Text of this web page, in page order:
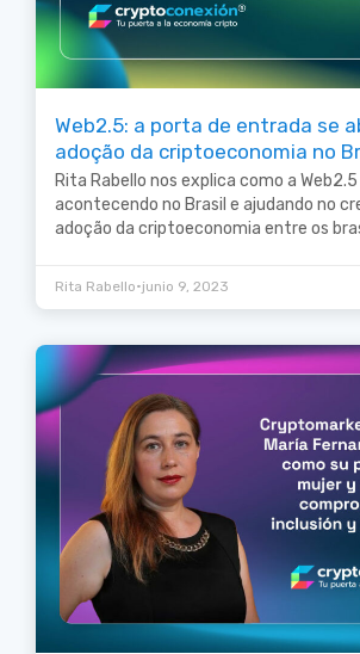
Web2.5: a porta de entrada se
adoção da criptoeconomia no
Rita Rabello nos explica como a
acontecendo no Brasil e ajudando no
adoção da criptoeconomia entre os
Rita Rabello•junio 9, 2023